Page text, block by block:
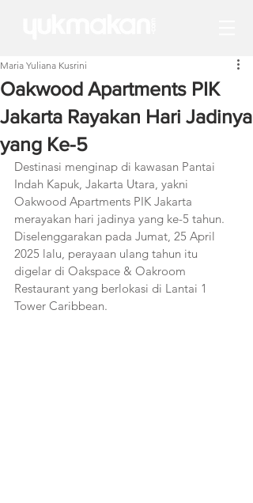
Oakwood Apartments PIK
Jakarta Rayakan Hari Jadinya
yang Ke-5
Maria Yuliana Kusrini
Destinasi menginap di kawasan Pantai
Indah Kapuk, Jakarta Utara, yakni
Oakwood Apartments PIK Jakarta
merayakan hari jadinya yang ke-5 tahun.
Diselenggarakan pada Jumat, 25 April
2025 lalu, perayaan ulang tahun itu
digelar di Oakspace & Oakroom
Restaurant yang berlokasi di Lantai 1
Tower Caribbean.